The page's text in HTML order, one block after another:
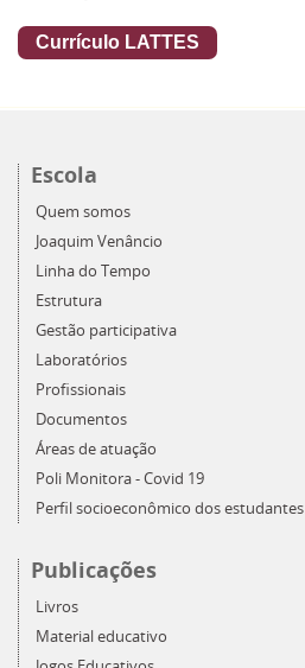
Currículo LATTES
Escola
Quem somos
Joaquim Venâncio
Linha do Tempo
Estrutura
Gestão participativa
Laboratórios
Profissionais
Documentos
Áreas de atuação
Poli Monitora - Covid 19
Perfil socioeconômico dos estudantes
Publicações
Livros
Material educativo